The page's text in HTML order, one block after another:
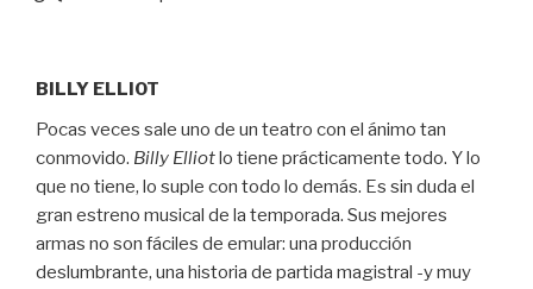
BILLY ELLIOT
Pocas veces sale uno de un teatro con el ánimo tan
conmovido. Billy Elliotlo tiene prácticamente todo. Y lo
que no tiene, lo suple con todo lo demás. Es sin duda el
gran estreno musical de la temporada. Sus mejores
armas no son fáciles de emular: una producción
deslumbrante, una historia de partida magistral -y muy